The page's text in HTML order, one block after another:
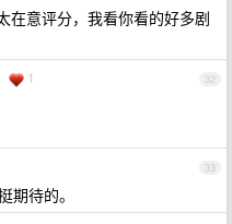
在意评分，我看你看的好多剧
32
1
33
期待的。